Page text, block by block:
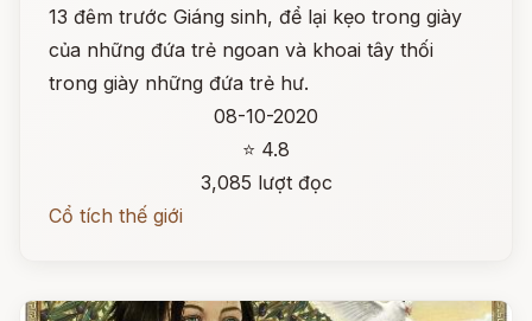
13 đêm trước Giáng sinh, để lại kẹo trong giày
của những đứa trẻ ngoan và khoai tây thối
trong giày những đứa trẻ hư.
08-10-2020
⭐ 4.8
3,085 lượt đọc
Cổ tích thế giới